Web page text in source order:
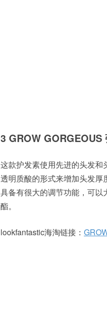
3 GROW GORGEOUS
这款护发素使用先进的头发
透明质酸的形式来增加头发
具备有很大的调节功能，可
酯。
lookfantastic海淘链接：